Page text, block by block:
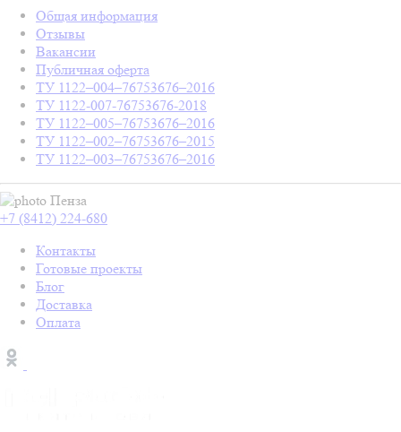
Общая информация
Отзывы
Вакансии
Публичная оферта
ТУ 1122–004–76753676–2016
ТУ 1122-007-76753676-2018
ТУ 1122–005–76753676–2016
ТУ 1122–002–76753676–2015
ТУ 1122–003–76753676–2016
Пенза
+7 (8412) 224-680
Контакты
Готовые проекты
Блог
Доставка
Оплата